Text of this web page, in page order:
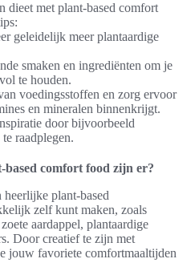
dieet met plant-based comfort
geleidelijk meer plantaardige
smaken en ingrediënten om je
te houden.
voedingsstoffen en zorg ervoor
en mineralen binnenkrijgt.
door bijvoorbeeld
raadplegen.
comfort food zijn er?
plant-based
zelf kunt maken, zoals
aardappel, plantaardige
Door creatief te zijn met
jouw favoriete comfortmaaltijden